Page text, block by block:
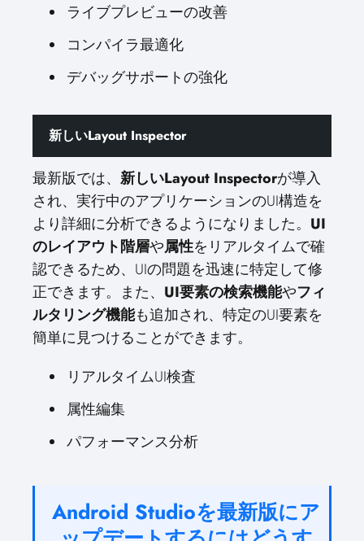
ライブプレビューの改善
コンパイラ最適化
デバッグサポートの強化
新しいLayout Inspector
最新版では、 新しいLayout Inspectorが導入
され、実行中のアプリケーションのUI構造を
より詳細に分析できるようになりました。 UI
のレイアウト階層や属性をリアルタイムで確
認できるため、UIの問題を迅速に特定して修
正できます。また、 UI要素の検索機能やフィ
ルタリング機能も追加され、特定のUI要素を
簡単に見つけることができます。
リアルタイムUI検査
属性編集
パフォーマンス分析
Android Studioを最新版にア